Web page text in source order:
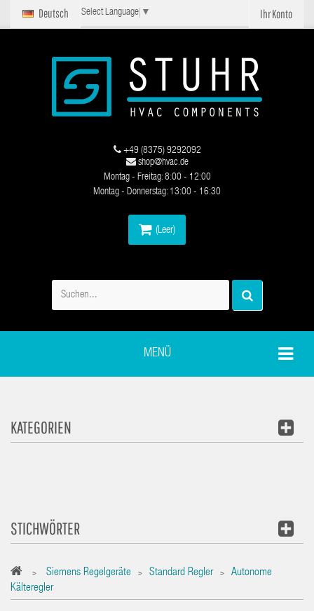
Ihr Konto
Deutsch Select Language ▼
(Leer)
+49 (8375) 9292092
shop@hvac.de
Montag - Freitag: 8:00 - 12:00
Montag - Donnerstag: 13:00 - 16:30
MENÜ
KATEGORIEN
STICHWÖRTER
> Siemens Regelgeräte > Standard Regler >
Autonome
Kälteregler